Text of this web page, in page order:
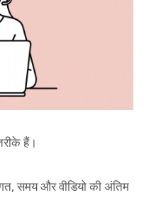
हैं।
समय और वीडियो की अंतिम